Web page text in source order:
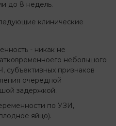
до 8 недель.
клинические
- никак не
небольшого
субъективных признаков
очередной
задержкой.
по УЗИ,
яйцо).